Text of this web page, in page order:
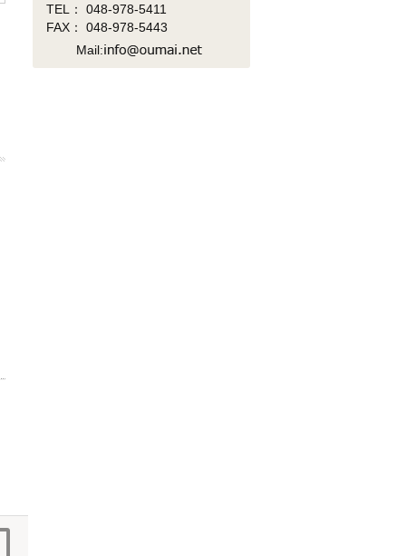
TEL： 048-978-5411
FAX： 048-978-5443
Mail: